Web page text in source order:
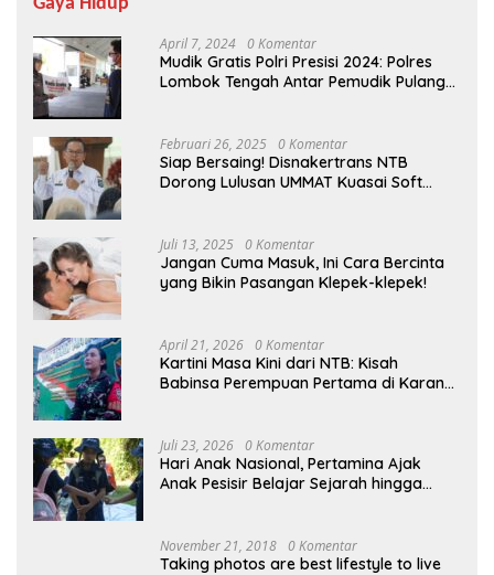
April 7, 2024 0 Komentar
Mudik Gratis Polri Presisi 2024: Polres
Lombok Tengah Antar Pemudik Pulang
Februari 26, 2025 0 Komentar
Siap Bersaing! Disnakertrans NTB
Dorong Lulusan UMMAT Kuasai Soft
Juli 13, 2025 0 Komentar
Jangan Cuma Masuk, Ini Cara Bercinta
yang Bikin Pasangan Klepek-klepek!
April 21, 2026 0 Komentar
Kartini Masa Kini dari NTB: Kisah
Babinsa Perempuan Pertama di Karang
Juli 23, 2026 0 Komentar
Hari Anak Nasional, Pertamina Ajak
Anak Pesisir Belajar Sejarah hingga
November 21, 2018 0 Komentar
Taking photos are best lifestyle to live